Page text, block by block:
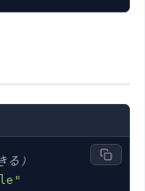
）